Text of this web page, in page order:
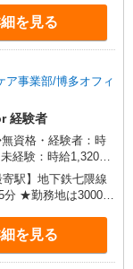
を見る
事業部/博多オフィ
経験者
経験：時給1,320
時給1,350円〜 ◆介
駅】地下鉄七隈線
ヶ
を見る